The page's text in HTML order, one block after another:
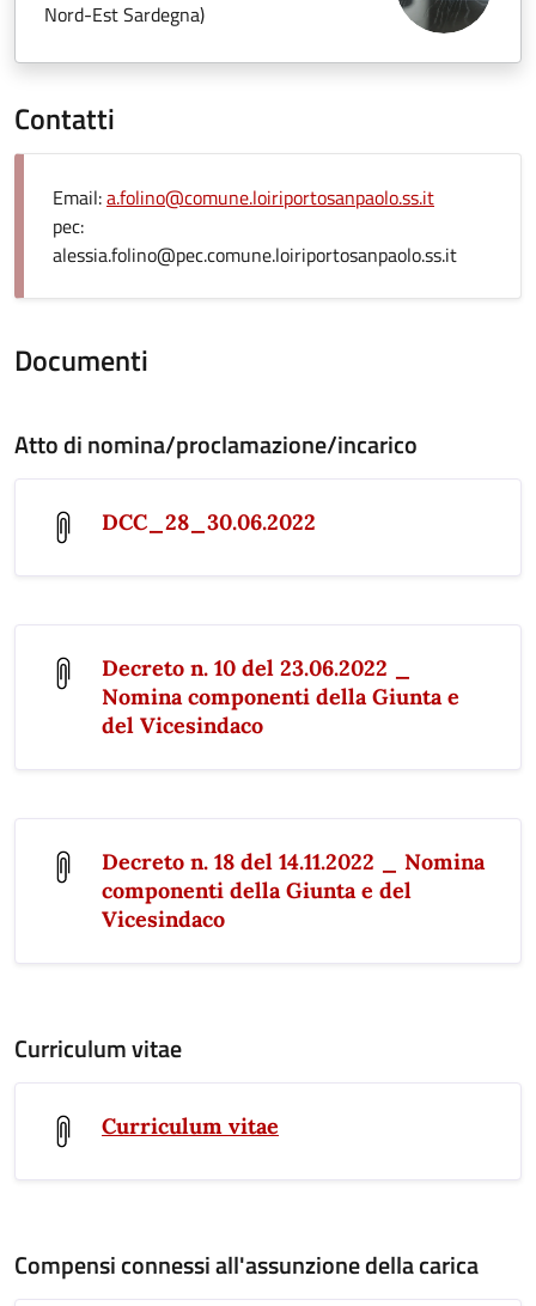
Nord-Est Sardegna)
Contatti
Email:a.folino@comune.loiriportosanpaolo.ss.it
pec:
alessia.folino@pec.comune.loiriportosanpaolo.ss.it
Documenti
Atto di nomina/proclamazione/incarico
DCC_28_30.06.2022
Decreto n. 10 del 23.06.2022 _
Nomina componenti della Giunta e
del Vicesindaco
Decreto n. 18 del 14.11.2022 _ Nomina
componenti della Giunta e del
Vicesindaco
Curriculum vitae
Curriculum vitae
Compensi connessi all'assunzione della carica